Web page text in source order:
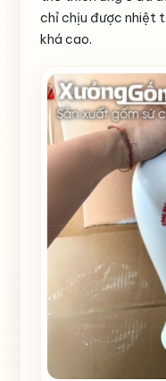
chỉ chịu được nhiệt
khá cao.